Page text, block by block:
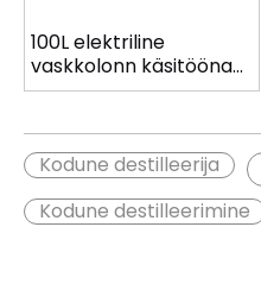
100L elektriline
vaskkolonn käsitööna
destilleerimiseks
Kodune destilleerija
Kodune destilleerimine